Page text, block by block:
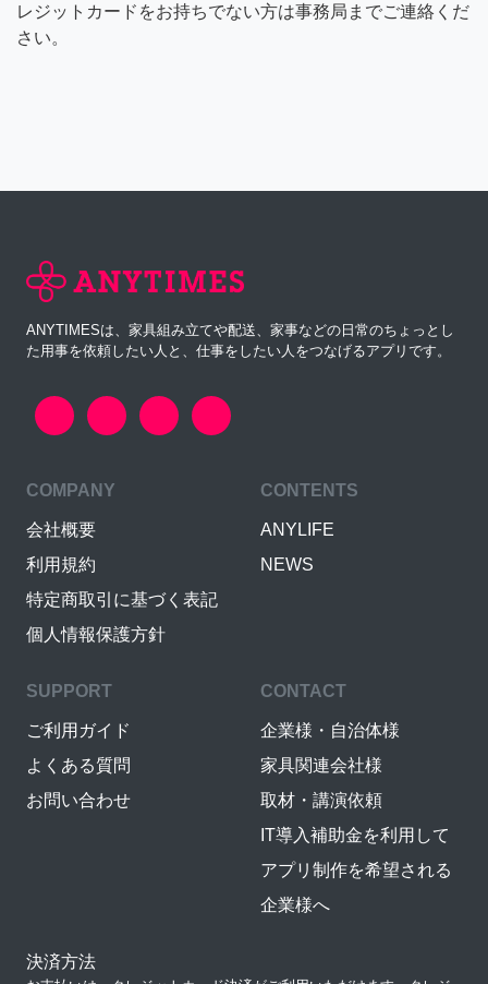
レジットカードをお持ちでない方は事務局までご連絡くだ
さい。
ANYTIMESは、家具組み立てや配送、家事などの日常のちょっとし
た用事を依頼したい人と、仕事をしたい人をつなげるアプリです。
COMPANY
会社概要
利用規約
特定商取引に基づく表記
個人情報保護方針
CONTENTS
ANYLIFE
NEWS
SUPPORT
ご利用ガイド
よくある質問
お問い合わせ
CONTACT
企業様・自治体様
家具関連会社様
取材・講演依頼
IT導入補助金を利用して
アプリ制作を希望される
企業様へ
決済方法